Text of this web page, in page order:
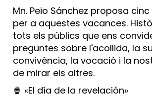
Mn. Peio Sánchez proposa cinc
per a aquestes vacances.
tots els públics que ens
preguntes sobre l'acollida, la
convivència, la vocació i la
de mirar els altres.
🍿 «El día de la revelación»